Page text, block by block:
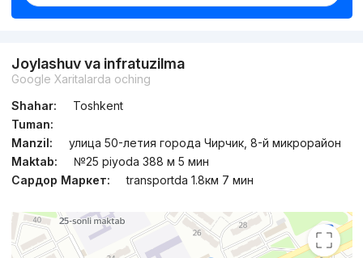
Joylashuv va infratuzilma
Google Xaritalarda oching
Shahar:
Toshkent
Tuman:
Manzil:
улица 50-летия города Чирчик, 8-й микрорайон
Maktab:
№25 piyoda 388 м 5 мин
Сардор Маркет:
transportda 1.8км 7 мин